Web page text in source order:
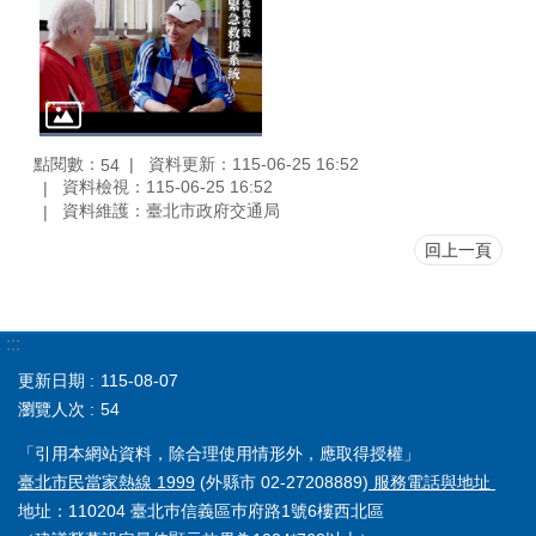
點閱數： 54
資料更新：115-06-25 16:52
資料檢視：115-06-25 16:52
資料維護：臺北市政府交通局
回上一頁
:::
更新日期
115-08-07
瀏覽人次
54
「引用本網站資料，除合理使用情形外，應取得授權」
臺北市民當家熱線 1999 (外縣市 02-27208889) 服務電話與地址
地址：110204 臺北巿信義區巿府路1號6樓西北區